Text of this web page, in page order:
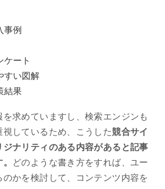
事例
ケート
すい図解
結果
求めていますし、検索エンジンも
視しているため、こうした競合サイ
ジナリティのある内容があると記事
どのような書き方をすれば、ユー
かを検討して、コンテンツ内容を